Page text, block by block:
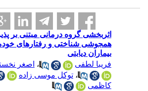
اثربخشی گروه درمانی مبتنی بر
همجوشی شناختی و رفتارهای
بیماران دیابتی
فریبا لطفی
،اصغر
،توکل موسی زاده
کاظمی